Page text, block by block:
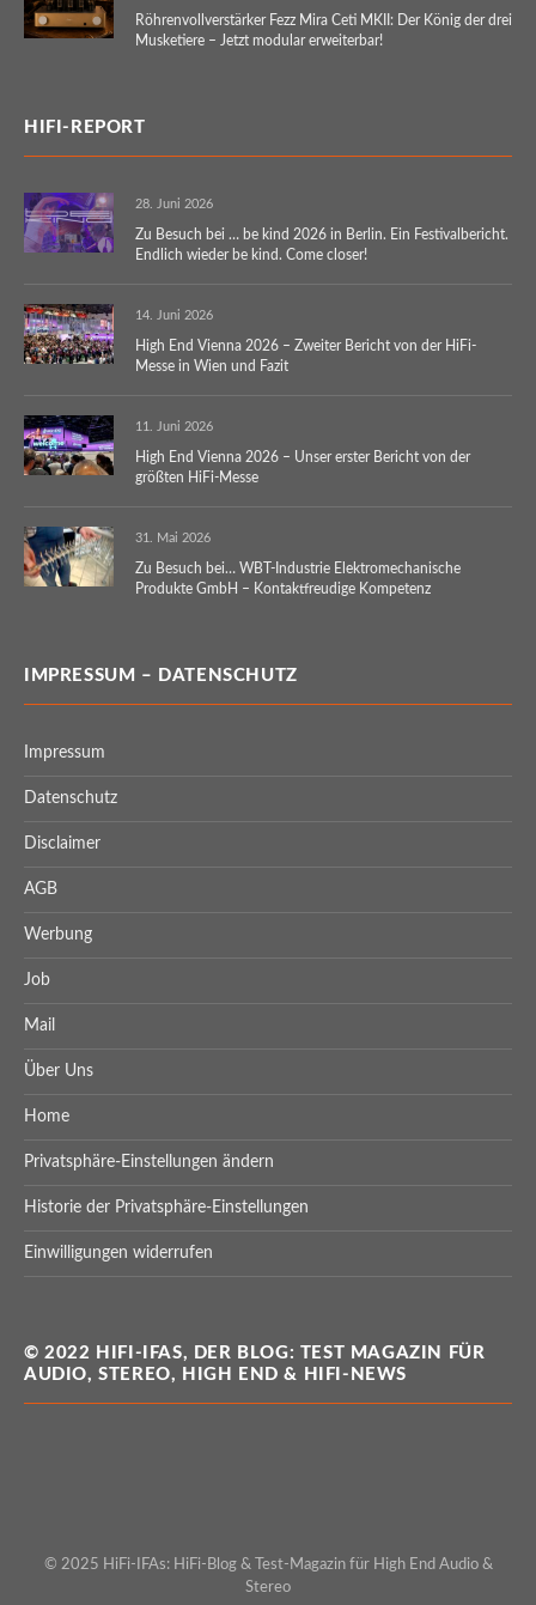
Röhrenvollverstärker Fezz Mira Ceti MKII: Der König der drei
Musketiere – Jetzt modular erweiterbar!
HIFI-REPORT
28. Juni 2026
Zu Besuch bei … be kind 2026 in Berlin. Ein Festivalbericht.
Endlich wieder be kind. Come closer!
14. Juni 2026
High End Vienna 2026 – Zweiter Bericht von der HiFi-
Messe in Wien und Fazit
11. Juni 2026
High End Vienna 2026 – Unser erster Bericht von der
größten HiFi-Messe
31. Mai 2026
Zu Besuch bei… WBT-Industrie Elektromechanische
Produkte GmbH – Kontaktfreudige Kompetenz
IMPRESSUM – DATENSCHUTZ
Impressum
Datenschutz
Disclaimer
AGB
Werbung
Job
Mail
Über Uns
Home
Privatsphäre-Einstellungen ändern
Historie der Privatsphäre-Einstellungen
Einwilligungen widerrufen
© 2022 HIFI-IFAS, DER BLOG: TEST MAGAZIN FÜR
AUDIO, STEREO, HIGH END & HIFI-NEWS
© 2025 HiFi-IFAs: HiFi-Blog & Test-Magazin für High End Audio &
Stereo